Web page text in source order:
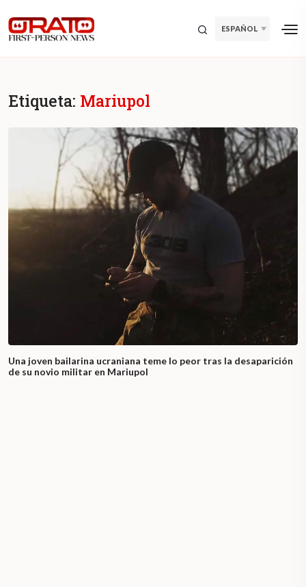
ESPAÑOL
Etiqueta: Mariupol
Una joven bailarina ucraniana teme lo peor tras la desaparición
de su novio militar en Mariupol